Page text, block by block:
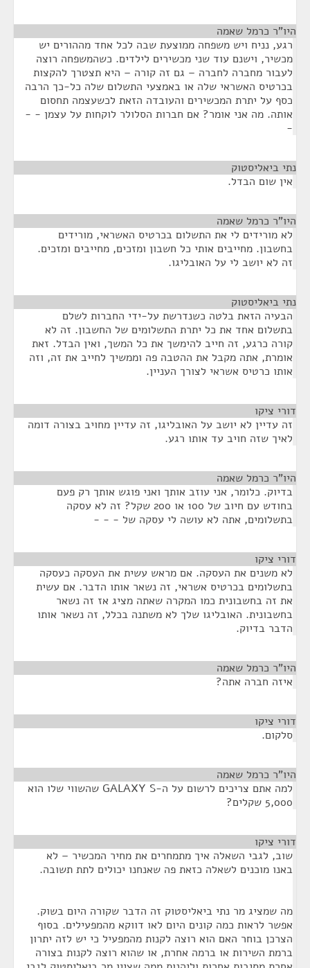
היו"ר כרמל שאמה
רגע, נניח ויש משפחה ממוצעת שבה לכל אחד מההורים יש
מכשיר, וישנם עוד שני מכשירים לילדים. כשהמשפחה רוצה
לעבור מחברה לחברה – גם זה קורה – היא תצטרך להקצות
בכרטיס האשראי שלה או באמצעי התשלום שלה כל-כך הרבה
כסף על יתרת המכשירים והעובדה הזאת לכשעצמה תחסום
אותה. מה אני אומר? אם חברות הסלולר לוקחות על עצמן - -
-
נתי ביאליסטוק
אין שום הבדל.
היו"ר כרמל שאמה
לא מורידים לי את התשלום בכרטיס האשראי, מורידים
בחשבון. מחייבים אותי כל חשבון ומזכים, מחייבים ומזכים.
זה לא יושב לי על האובליגו.
נתי ביאליסטוק
הבעיה הזאת בלטה כשנדרשת על-ידי החברות לשלם
בתשלום אחד את כל יתרת התשלומים של החשבון. זה לא
קורה כרגע, זה חייב להימשך את כל המשך, ואין הבדל. זאת
אומרת, אתה מקבל את ההטבה פה וממשיך לחייב את זה, וזה
אותו כרטיס אשראי לצורך העניין.
דורי ציקו
זה עדיין לא יושב על האובליגו, זה עדיין מחויב בצורה דומה
לאיך שזה חויב עד אותו רגע.
היו"ר כרמל שאמה
בדיוק. כלומר, אני עוזב אותך ואני פוגש אותך רק פעם
בחודש עם חיוב של 100 או 200 שקל? זה לא עסקה
בתשלומים, אתה לא עושה לי עסקה של - - -
דורי ציקו
לא משנים את העסקה. אם מראש עשית את העסקה כעסקה
בתשלומים בכרטיס אשראי, זה נשאר אותו הדבר. אם עשית
את זה בחשבונית כמו המקרה שאתה מציג אז זה נשאר
בחשבונית. האובליגו שלך לא משתנה בכלל, זה נשאר אותו
הדבר בדיוק.
היו"ר כרמל שאמה
איזה חברה אתה?
דורי ציקו
סלקום.
היו"ר כרמל שאמה
למה אתם צריכים לרשום על ה-GALAXY S שהשווי שלו הוא
5,000 שקלים?
דורי ציקו
שוב, לגבי השאלה איך מתמחרים את מחיר המכשיר – לא
באנו מוכנים לשאלה כזאת פה שאנחנו יכולים לתת תשובה.
מה שמציג מר נתי ביאליסטוק זה הדבר שקורה היום בשוק.
אפשר לראות כמה קונים היום לאו דווקא מהמפעילים. בסוף
הצרכן בוחר האם הוא רוצה לקנות מהמפעיל כי יש לזה יתרון
ברמת השירות או ברמה אחרת, או שהוא רוצה לקנות בצורה